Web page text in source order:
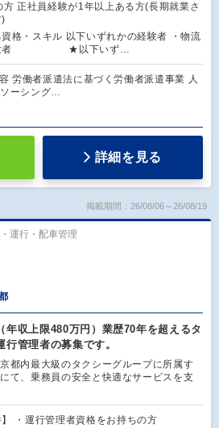
方 正社員経験が1年以上ある方(長期就業さ
格・スキル 以下いずれかの経験者 ・物流
験者 ★以下いず…
労働者派遣法に基づく労働者派遣事業 人
ーシング…
詳細を見る
掲載期間：26/08/06～26/08/19
運行・配車管理
年収上限480万円）業歴70年を超えるタ
行管理者の募集です。
都内最大級のタクシーグループに所属す
て、乗務員の安全と快適なサービスを支
】 ・運行管理者資格をお持ちの方